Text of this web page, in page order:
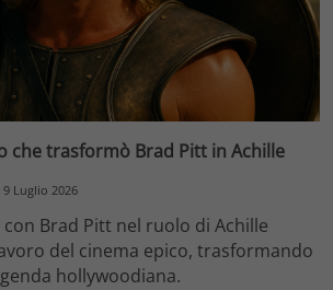
che trasformò Brad Pitt in Achille
9 Luglio 2026
Brad Pitt nel ruolo di Achille
del cinema epico, trasformando
hollywoodiana.